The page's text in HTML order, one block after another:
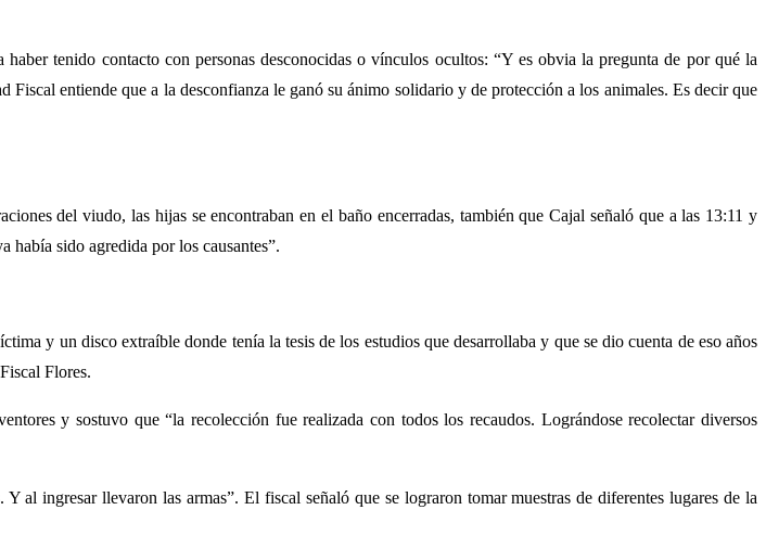
tenido contacto con personas desconocidas o vínculos ocultos: “Y es obvia la pregunta de por qué la
entiende que a la desconfianza le ganó su ánimo solidario y de protección a los animales. Es decir que
del viudo, las hijas se encontraban en el baño encerradas, también que Cajal señaló que a las 13:11 y
había sido agredida por los causantes”.
y un disco extraíble donde tenía la tesis de los estudios que desarrollaba y que se dio cuenta de eso años
Flores.
y sostuvo que “la recolección fue realizada con todos los recaudos. Lográndose recolectar diversos
ingresar llevaron las armas”. El fiscal señaló que se lograron tomar muestras de diferentes lugares de la